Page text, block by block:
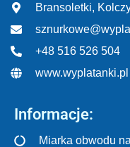
Bransoletki,
+48 516 526 504
www.wyplatanki.pl
Informacje:
Miarka obwodu